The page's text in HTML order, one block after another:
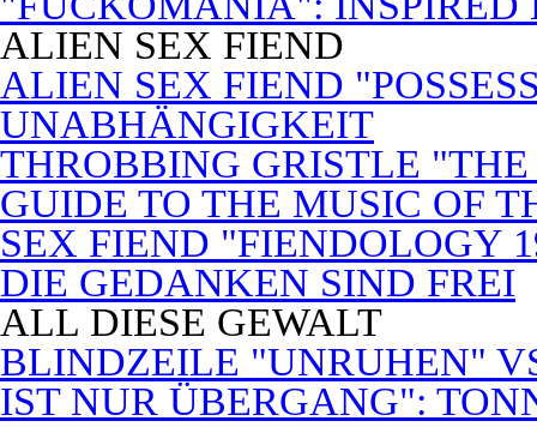
ALIEN SEX FIEND
ALIEN SEX FIEND
UNABHÄNGIGKEIT
THROBBING GRISTLE
GUIDE TO THE MUSIC OF
SEX FIEND "FIENDOLOGY
DIE GEDANKEN SIND FREI
ALL DIESE GEWALT
BLINDZEILE "UNRUHEN"
IST NUR ÜBERGANG":